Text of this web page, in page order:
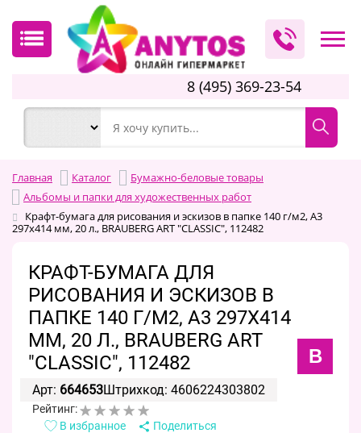
8 (495) 369-23-54
Главная Каталог
Бумажно-беловые товары
Альбомы и папки для художественных работ
Крафт-бумага для рисования и эскизов в папке 140 г/м2, А3
297x414 мм, 20 л., BRAUBERG ART "CLASSIC", 112482
КРАФТ-БУМАГА ДЛЯ
РИСОВАНИЯ И ЭСКИЗОВ В
ПАПКЕ 140 Г/М2, А3 297X414
ММ, 20 Л., BRAUBERG ART
"CLASSIC", 112482
B
Арт: 664653Штрихкод: 4606224303802
Рейтинг:
В избранное
Поделиться